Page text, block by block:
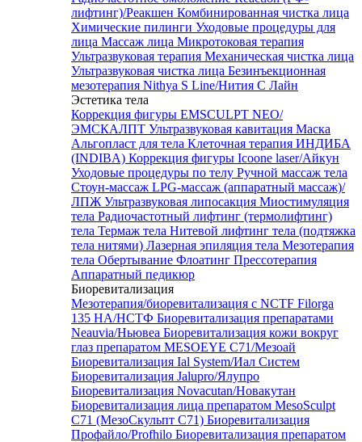
лифтинг)/Реакшен Комбинированная чистка лица
Химические пилинги Уходовые процедуры для
лица Массаж лица Микротоковая терапия
Ультразвуковая терапия Механическая чистка лица
Ультразвуковая чистка лица Безинъекционная
мезотерапия Nithya S Line/Нития С Лайн
Эстетика тела
Коррекция фигуры EMSCULPT NEO/
ЭМСКАЛПТ Ультразвуковая кавитация Маска
Альгопласт для тела Клеточная терапия ИНДИБА
(INDIBA) Коррекция фигуры Icoone laser/Айкун
Уходовые процедуры по телу Ручной массаж тела
Стоун-массаж LPG-массаж (аппаратный массаж)/
ЛПЖ Ультразвуковая липосакция Миостимуляция
тела Радиочастотный лифтинг (термолифтинг)
тела Термаж тела Нитевой лифтинг тела (подтяжка
тела нитями) Лазерная эпиляция тела Мезотерапия
тела Обертывание Флоатинг Прессотерапия
Аппаратный педикюр
Биоревитализация
Мезотерапия/биоревитализация с NCTF Filorga
135 HA/НСТФ Биоревитализация препаратами
Neauvia/Ньювеа Биоревитализация кожи вокруг
глаз препаратом MESOEYE C71/Мезоай
Биоревитализация Ial System/Иал Систем
Биоревитализация Jalupro/Ялупро
Биоревитализация Novacutan/Новакутан
Биоревитализация лица препаратом MesoSculpt
C71 (МезоСкульпт С71) Биоревитализация
Профайло/Profhilo Биоревитализация препаратом